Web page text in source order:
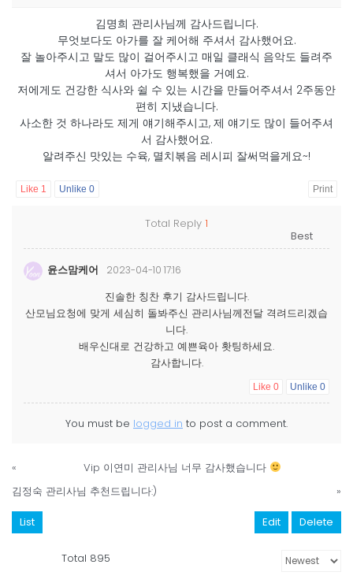
김명희 관리사님께 감사드립니다.
무엇보다도 아가를 잘 케어해 주셔서 감사했어요.
잘 놀아주시고 말도 많이 걸어주시고 매일 클래식 음악도 들려주
셔서 아가도 행복했을 거예요.
저에게도 건강한 식사와 쉴 수 있는 시간을 만들어주셔서 2주동안
편히 지냈습니다.
사소한 것 하나라도 제게 얘기해주시고, 제 얘기도 많이 들어주셔
서 감사했어요.
알려주신 맛있는 수육, 멸치볶음 레시피 잘써먹을게요~!
Like 1 Unlike 0 Print
Total Reply 1
윤스맘케어 2023-04-10 17:16
진솔한 칭찬 후기 감사드립니다.
산모님요청에 맞게 세심히 돌봐주신 관리사님께전달 격려드리겠습
니다.
배우신대로 건강하고 예쁜육아 홧팅하세요.
감사합니다.
Like 0 Unlike 0
You must be logged in to post a comment.
«
Vip 이연미 관리사님 너무 감사했습니다
김정숙 관리사님 추천드립니다:)
»
List Edit Delete
Total 895